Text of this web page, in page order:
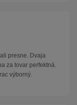
presne. Dvaja
za tovar perfektná.
výborný.